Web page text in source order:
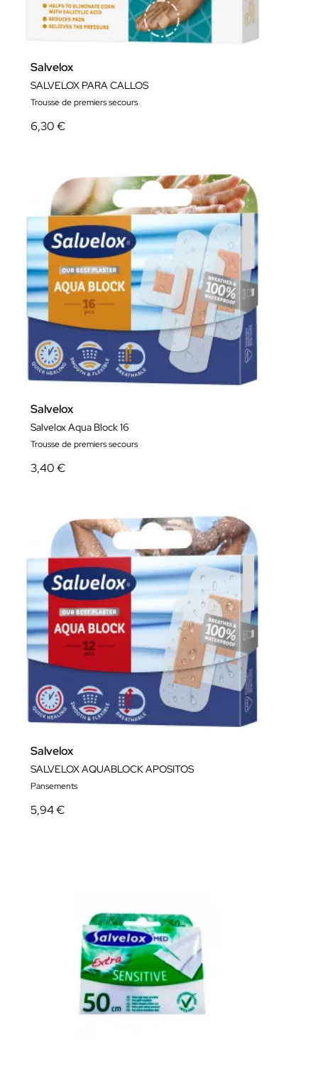
Salvelox
SALVELOX PARA CALLOS
Trousse de premiers secours
6,30 €
Salvelox
Salvelox Aqua Block 16
Trousse de premiers secours
3,40 €
Salvelox
SALVELOX AQUABLOCK APOSITOS
Pansements
5,94 €